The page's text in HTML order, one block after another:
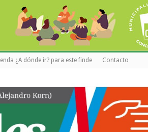
¿A dónde ir? para este finde Contacto